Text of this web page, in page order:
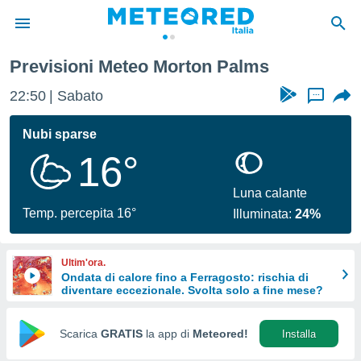
di
per
le
di
Web
Previsioni Meteo Morton Palms
22:50 Sabato ...
Nubi sparse
16°
Temp. percepita 16°
Luna calante
Illuminata:24%
Ultim'ora.
Ondata di calore fino a Ferragosto: rischia di
diventare eccezionale. Svolta solo a fine mese?
Scarica GRATIS la app di Meteored! Installa